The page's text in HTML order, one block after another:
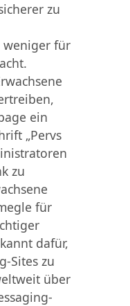
zu
weniger für
ein
„Pervs
zu
für
dafür,
Sites zu
über